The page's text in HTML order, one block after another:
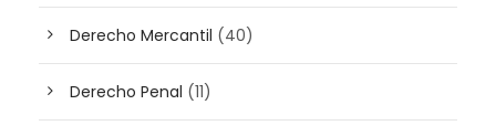
Derecho Mercantil (40)
Derecho Penal (11)